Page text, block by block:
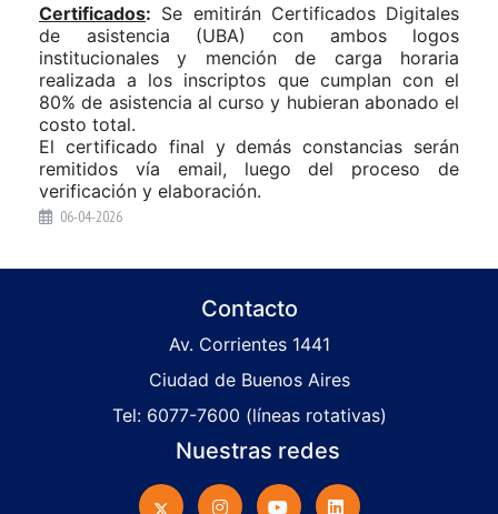
Certificados: Se emitirán Certificados Digitales
de asistencia (UBA) con ambos logos
institucionales y mención de carga horaria
realizada a los inscriptos que cumplan con el
80% de asistencia al curso y hubieran abonado el
costo total.
El certificado final y demás constancias serán
remitidos vía email, luego del proceso de
verificación y elaboración.
06-04-2026
Contacto
Av. Corrientes 1441
Ciudad de Buenos Aires
Tel: 6077-7600 (líneas rotativas)
Nuestras redes